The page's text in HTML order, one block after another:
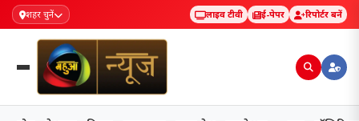
शहर चुनें लाइव टीवी ई-पेपर रिपोर्टर बनें